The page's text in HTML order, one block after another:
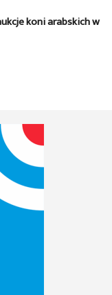
koni arabskich w